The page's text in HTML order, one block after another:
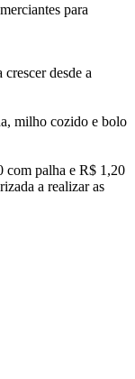
para
desde a
milho cozido e bolo
com palha e R$ 1,20
a realizar as